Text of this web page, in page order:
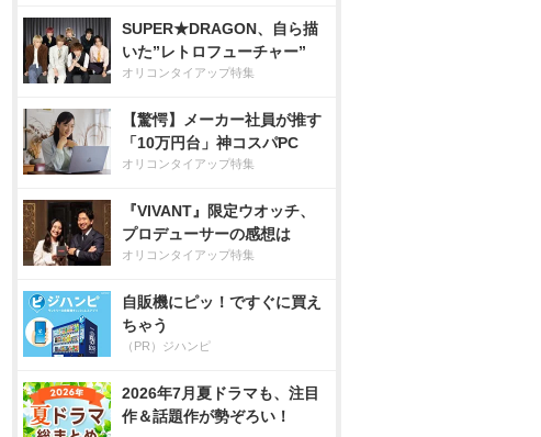
SUPER★DRAGON、自ら描
いた”レトロフューチャー”
オリコンタイアップ特集
【驚愕】メーカー社員が推す
「10万円台」神コスパPC
オリコンタイアップ特集
『VIVANT』限定ウオッチ、
プロデューサーの感想は
オリコンタイアップ特集
自販機にピッ！ですぐに買え
ちゃう
（PR）ジハンピ
2026年7月夏ドラマも、注目
作＆話題作が勢ぞろい！